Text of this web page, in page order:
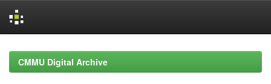
navigationCMMU Digital Archive